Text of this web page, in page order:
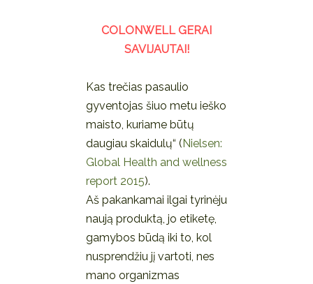
COLONWELL GERAI
SAVIJAUTAI!
Kas trečias pasaulio
gyventojas šiuo metu ieško
maisto, kuriame būtų
daugiau skaidulų“ (Nielsen:
Global Health and wellness
report 2015).
Aš pakankamai ilgai tyrinėju
naują produktą, jo etiketę,
gamybos būdą iki to, kol
nusprendžiu jį vartoti, nes
mano organizmas